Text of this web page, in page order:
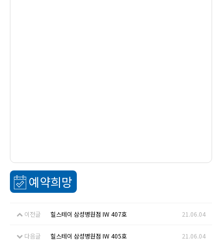
예약희망
이전글 힐스테이 삼성병원점 IW 407호 21.06.04
다음글 힐스테이 삼성병원점 IW 405호 21.06.04